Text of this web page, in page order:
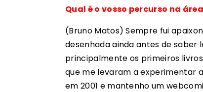
Qual é o vosso percurso na
(Bruno Matos) Sempre fui
desenhada ainda antes de
principalmente os primeiros
que me levaram a experimentar
em 2001 e mantenho um